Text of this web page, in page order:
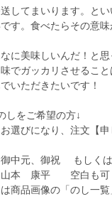
してまいります。と
す。食べたらその意
に美味しいんだ！と
でガッカリさせるこ
いただきたいです！
しをご希望の方↓
選びになり、注文【
中元、御祝 もしくは
山本 康平 空白も可
商品画像の「のし一覧